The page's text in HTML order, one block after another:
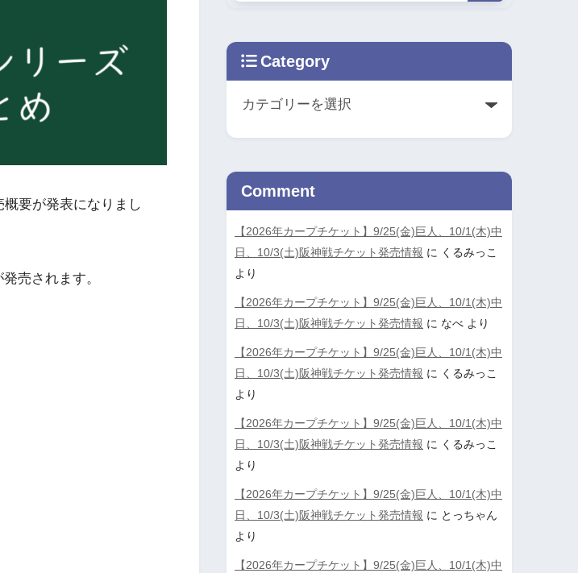
要が発表になりまし
売されます。
Category
Comment
【2026年カープチケット】9/25(金)巨人、10/1(木)中
日、10/3(土)阪神戦チケット発売情報 に くるみっこ
より
【2026年カープチケット】9/25(金)巨人、10/1(木)中
日、10/3(土)阪神戦チケット発売情報 に なべ より
【2026年カープチケット】9/25(金)巨人、10/1(木)中
日、10/3(土)阪神戦チケット発売情報 に くるみっこ
より
【2026年カープチケット】9/25(金)巨人、10/1(木)中
日、10/3(土)阪神戦チケット発売情報 に くるみっこ
より
【2026年カープチケット】9/25(金)巨人、10/1(木)中
日、10/3(土)阪神戦チケット発売情報 に とっちゃん
より
【2026年カープチケット】9/25(金)巨人、10/1(木)中